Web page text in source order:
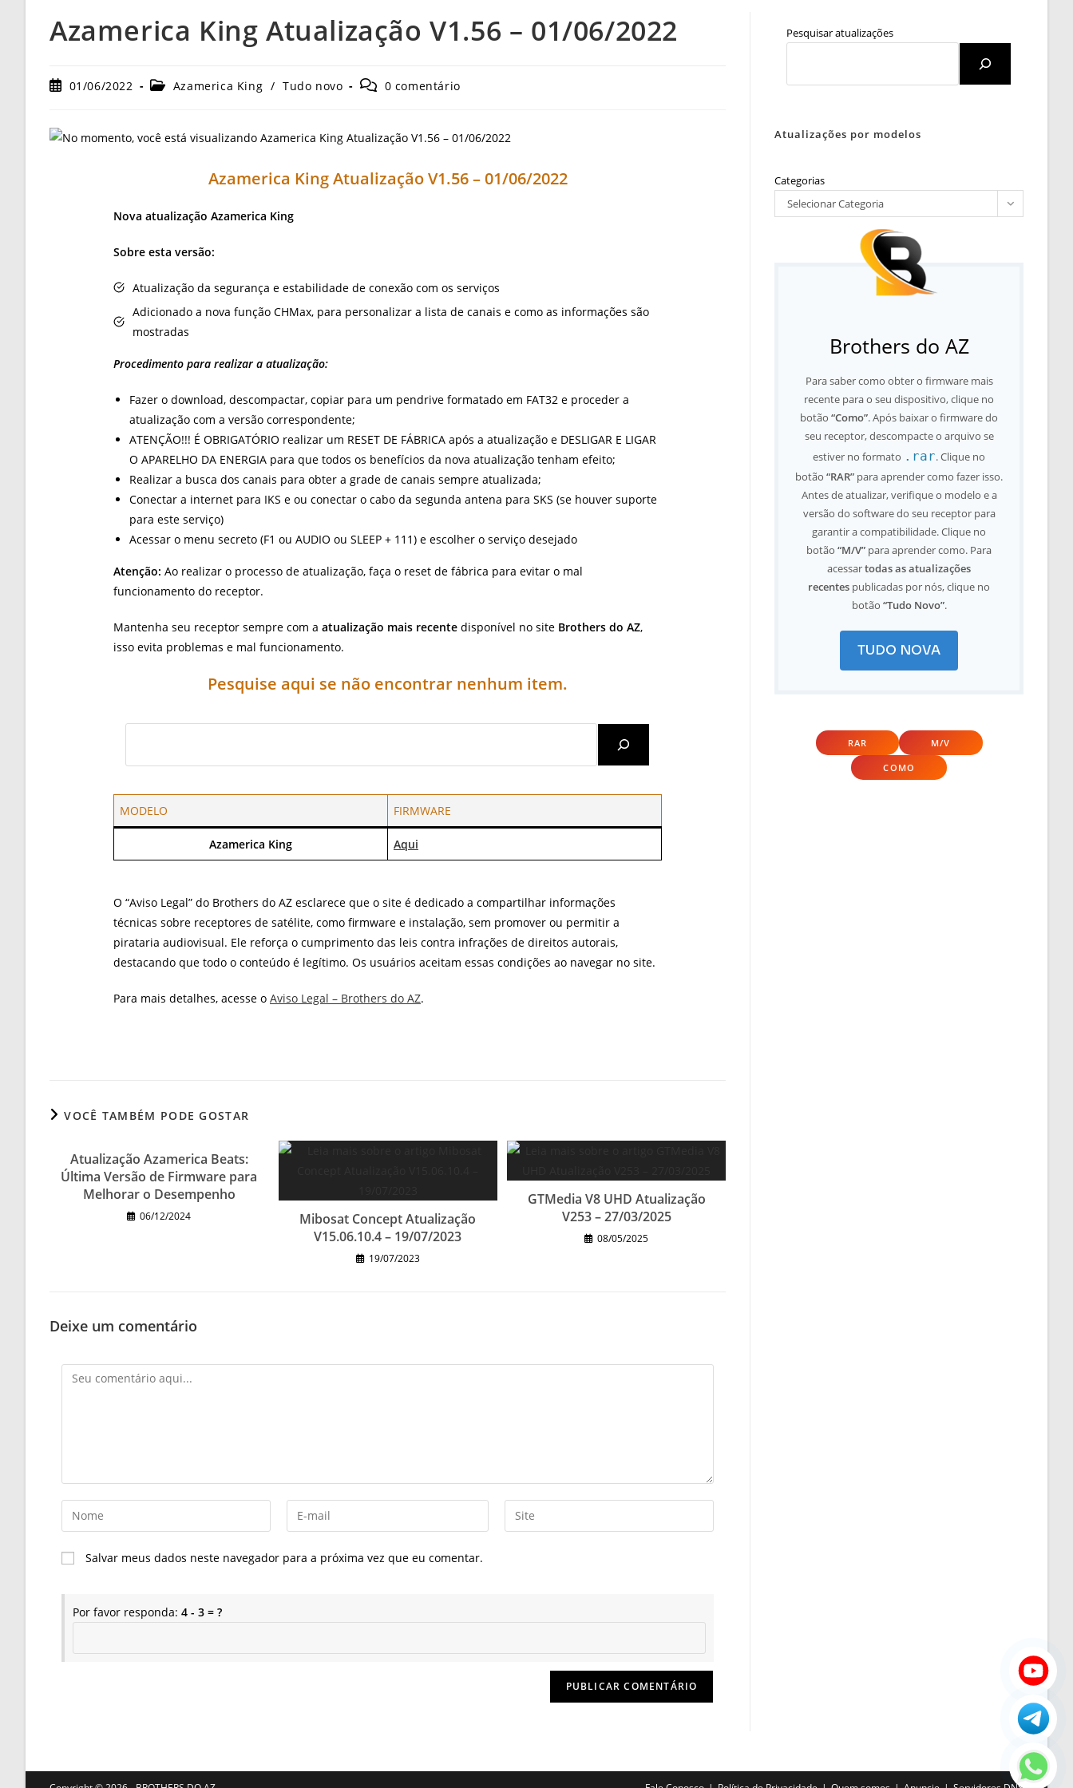
Azamerica King Atualização V1.56 – 01/06/2022
Post01/06/2022
Categoria
Azamerica King / Tudo novo
Comentários
0 comentário
Azamerica King Atualização V1.56 – 01/06/2022
Nova atualização Azamerica King
Sobre esta versão:
Atualização da segurança e estabilidade de conexão com os serviços
Adicionado a nova função CHMax, para personalizar a lista de canais e como as informações são
mostradas
Procedimento para realizar a atualização:
Fazer o download, descompactar, copiar para um pendrive formatado em FAT32 e proceder a
atualização com a versão correspondente;
ATENÇÃO!!! É OBRIGATÓRIO realizar um RESET DE FÁBRICA após a atualização e DESLIGAR E LIGAR
O APARELHO DA ENERGIA para que todos os benefícios da nova atualização tenham efeito;
Realizar a busca dos canais para obter a grade de canais sempre atualizada;
Conectar a internet para IKS e ou conectar o cabo da segunda antena para SKS (se houver suporte
para este serviço)
Acessar o menu secreto (F1 ou AUDIO ou SLEEP + 111) e escolher o serviço desejado
Atenção: Ao realizar o processo de atualização, faça o reset de fábrica para evitar o mal
funcionamento do receptor.
Mantenha seu receptor sempre com a atualização mais recente disponível no site Brothers do AZ,
isso evita problemas e mal funcionamento.
Pesquise aqui se não encontrar nenhum item.
MODELO FIRMWARE
Azamerica King Aqui
O “Aviso Legal” do Brothers do AZ esclarece que o site é dedicado a compartilhar informações
técnicas sobre receptores de satélite, como firmware e instalação, sem promover ou permitir a
pirataria audiovisual. Ele reforça o cumprimento das leis contra infrações de direitos autorais,
destacando que todo o conteúdo é legítimo. Os usuários aceitam essas condições ao navegar no site.
Para mais detalhes, acesse o Aviso Legal – Brothers do AZ.
VOCÊ TAMBÉM PODE GOSTAR
Atualização Azamerica Beats:
Última Versão de Firmware para
Melhorar o Desempenho
06/12/2024
Mibosat Concept Atualização
V15.06.10.4 – 19/07/2023
19/07/2023
GTMedia V8 UHD Atualização
V253 – 27/03/2025
08/05/2025
Deixe um comentário
Comentário
Digite
seu
nome
ou
de
Digite
seu
Digite
o
Salvar meus dados neste navegador para a próxima vez que eu comentar.
Por favor responda: 4 - 3 = ?
Pesquisar atualizações
Atualizações por modelos
Categorias
Selecionar Categoria
Brothers do AZ
Para saber como obter o firmware mais
recente para o seu dispositivo, clique no
botão“Como”. Após baixar o firmware do
seu receptor, descompacte o arquivo se
estiver no formato .rar. Clique no
botão“RAR” para aprender como fazer isso.
Antes de atualizar, verifique o modelo e a
versão do software do seu receptor para
garantir a compatibilidade. Clique no
botão“M/V” para aprender como. Para
acessartodas as atualizações
recentes publicadas por nós, clique no
botão “Tudo Novo”.
TUDO NOVA
RAR M/V
COMO